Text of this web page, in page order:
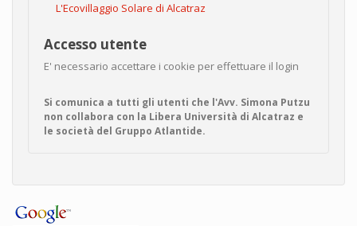
L'Ecovillaggio Solare di Alcatraz
Accesso utente
E' necessario accettare i cookie per effettuare il login
Si comunica a tutti gli utenti che l'Avv. Simona Putzu
non collabora con la Libera Università di Alcatraz e
le società del Gruppo Atlantide.